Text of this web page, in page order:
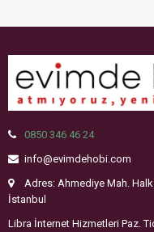
0850 346 46 24
info@evimdehobi.com
Adres: Ahmediye Mah.
İstanbul
Libra İnternet Hizmetleri Paz.